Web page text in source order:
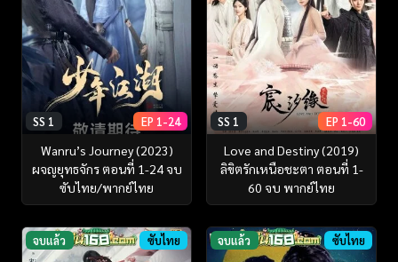
SS 1 EP 1-24
Wanru’s Journey (2023)
ผจญยุทธจักร ตอนที่ 1-24 จบ
ซับไทย/พากย์ไทย
SS 1 EP 1-60
Love and Destiny (2019)
ลิขิตรักเหนือชะตา ตอนที่ 1-
60 จบ พากย์ไทย
จบแล้ว ซับไทย จบแล้ว ซับไทย